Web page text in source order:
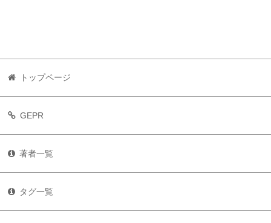
トップページ
GEPR
著者一覧
タグ一覧